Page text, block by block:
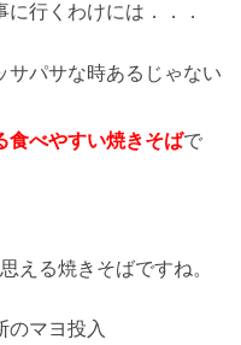
行くわけには．．．
サパサな時あるじゃない
食べやすい焼きそばで
える焼きそばですね。
のマヨ投入